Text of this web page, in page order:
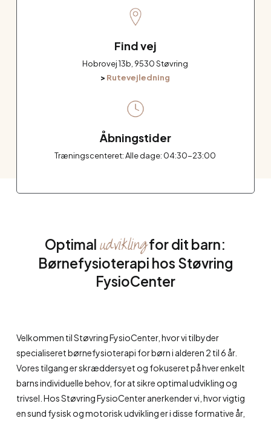
Find vej
Hobrovej 13b, 9530 Støvring
> Rutevejledning
Åbningstider
Træningscenteret: Alle dage: 04:30-23:00
Optimal udviklingfor dit barn:
Børnefysioterapi hos Støvring
FysioCenter
Velkommen til Støvring FysioCenter, hvor vi tilbyder
specialiseret børnefysioterapi for børn i alderen 2 til 6 år.
Vores tilgang er skræddersyet og fokuseret på hver enkelt
barns individuelle behov, for at sikre optimal udvikling og
trivsel. Hos Støvring FysioCenter anerkender vi, hvor vigtig
en sund fysisk og motorisk udvikling er i disse formative år,